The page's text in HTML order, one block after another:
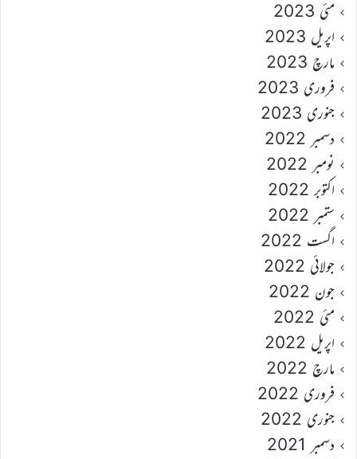
مئی 2023
اپریل 2023
مارچ 2023
فروری 2023
جنوری 2023
دسمبر 2022
نومبر 2022
اکتوبر 2022
ستمبر 2022
اگست 2022
جولائی 2022
جون 2022
مئی 2022
اپریل 2022
مارچ 2022
فروری 2022
جنوری 2022
دسمبر 2021